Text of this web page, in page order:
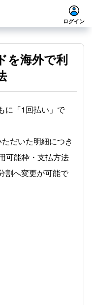
ログイン
を海外で利
に「1回払い」で
だいた明細につき
可能枠・支払方法
割へ変更が可能で